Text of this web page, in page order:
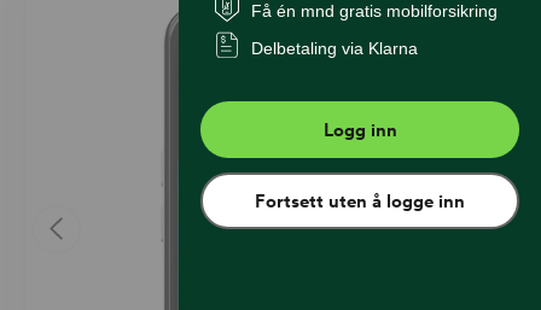
Få én mnd gratis mobilforsikring
Delbetaling via Klarna
Logg inn
Fortsett uten å logge inn